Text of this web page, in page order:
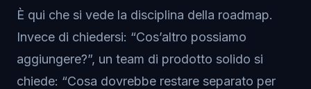
È qui che si vede la disciplina della roadmap.
Invece di chiedersi: “Cos’altro possiamo
aggiungere?”, un team di prodotto solido si
chiede: “Cosa dovrebbe restare separato per